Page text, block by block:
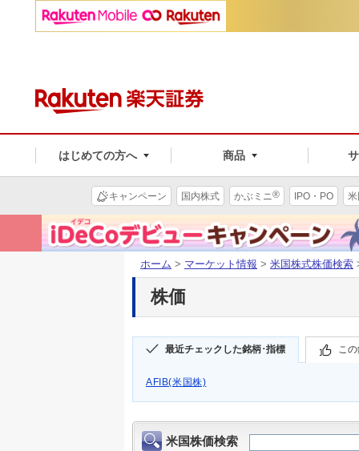
はじめての方へ 商品
キャンペーン 国内株式 かぶミニ® IPO・PO
ホーム > マーケット情報 > 米国株式株価検索
株価
最近チェックした銘柄･指標 こ
AFIB(米国株)